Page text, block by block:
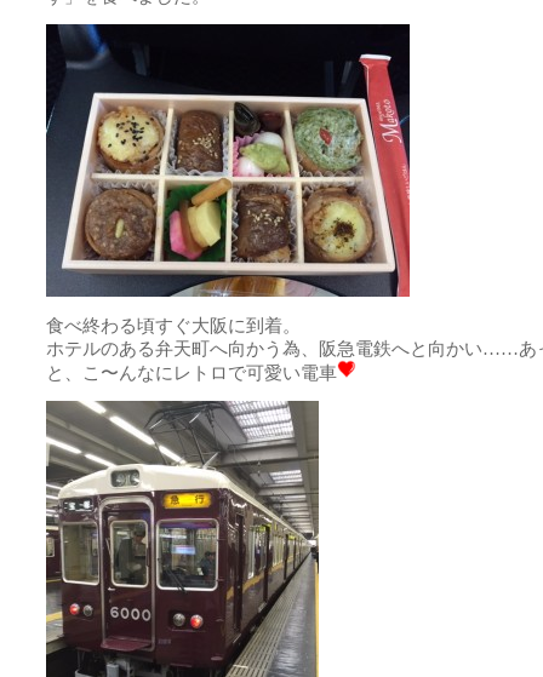
食べ終わる頃すぐ大阪に到着。
ホテルのある弁天町へ向かう為、阪急電鉄へと向かい……あ
と、こ〜んなにレトロで可愛い電車